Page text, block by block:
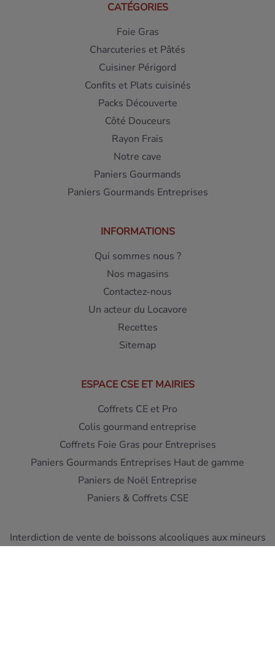
CATÉGORIES
Foie Gras
Charcuteries et Pâtés
Cuisiner Périgord
Confits et Plats cuisinés
Packs Découverte
Côté Douceurs
Rayon Frais
Notre cave
Paniers Gourmands
Paniers Gourmands Entreprises
INFORMATIONS
Qui sommes nous ?
Nos magasins
Contactez-nous
Un acteur du Locavore
Recettes
Sitemap
ESPACE CSE ET MAIRIES
Coffrets CE et Pro
Colis gourmand entreprise
Coffrets Foie Gras pour Entreprises
Paniers Gourmands Entreprises Haut de gamme
Paniers de Noël Entreprise
Paniers & Coffrets CSE
Interdiction de vente de boissons alcooliques aux mineurs